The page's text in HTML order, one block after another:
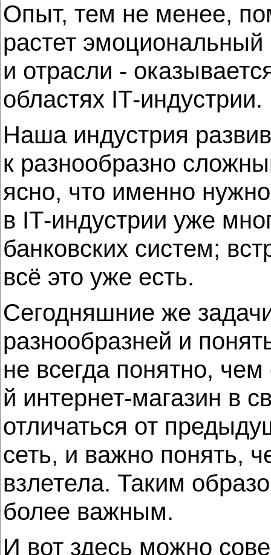
Опыт, тем не менее,
растет
и отрасли -
областях IТ-индустрии.
Наша индустрия
к разнообразно
ясно, что именно
в IТ-индустрии уже
банковских систем;
всё это уже есть.
Сегодняшние же
разнообразней и
не всегда понятно,
й интернет-магазин в
отличаться от
сеть, и важно понять,
взлетела. Таким
более важным.
И вот здесь можно